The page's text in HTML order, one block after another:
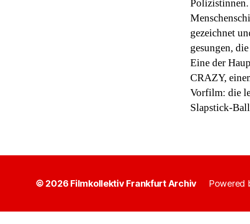
gezeichnet
gesungen,
Eine der
CRAZY,
Vorfilm: die
Slapstick-
© 2026 Filmkollektiv Frankfurt Archiv Powered